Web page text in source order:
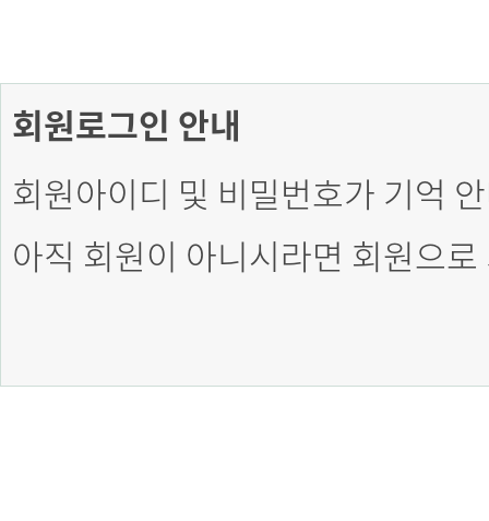
회원로그인 안내
회원아이디 및 비밀번호가 기억
아직 회원이 아니시라면 회원으